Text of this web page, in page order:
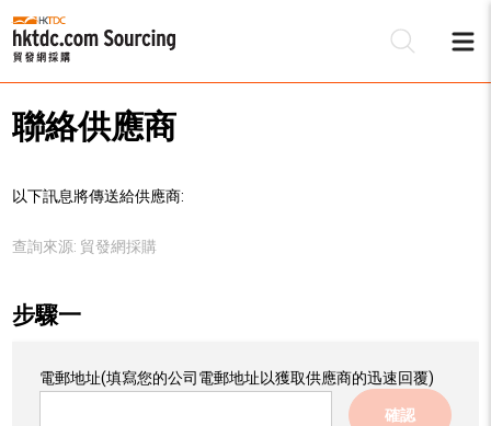
聯絡供應商
以下訊息將傳送給供應商:
查詢來源: 貿發網採購
步驟一
電郵地址(填寫您的公司電郵地址以獲取供應商的迅速回覆)
確認